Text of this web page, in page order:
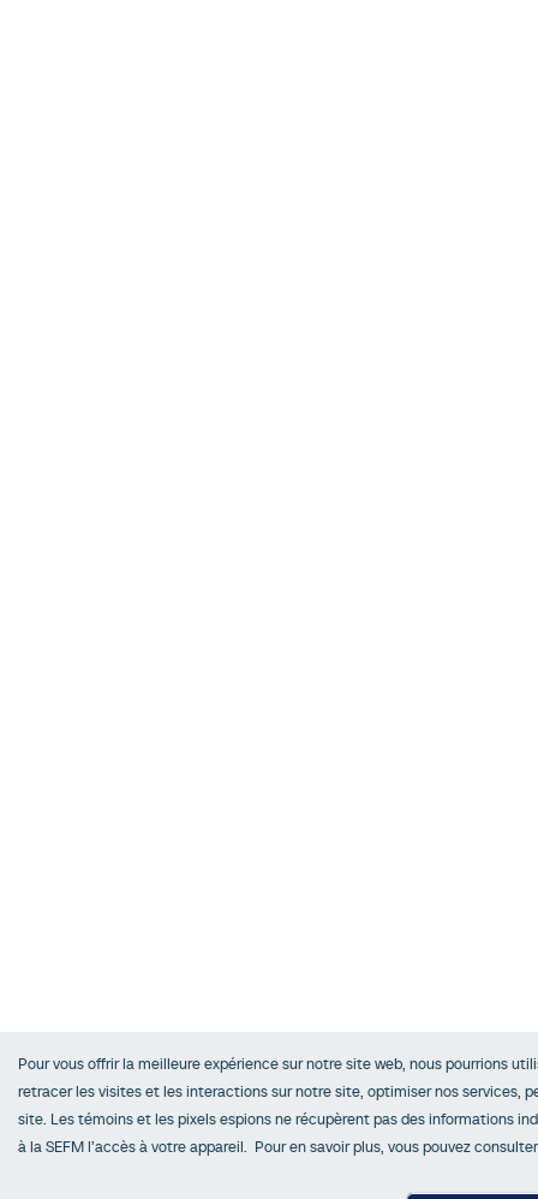
Pour vous offrir la meilleure expérience sur notre site web, nous pourrions
retracer les visites et les interactions sur notre site, optimiser nos services,
site. Les témoins et les pixels espions ne récupèrent pas des informations
à la SEFM l’accès à votre appareil. Pour en savoir plus, vous pouvez